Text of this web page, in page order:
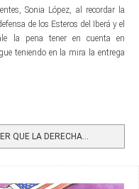
Sonia López, al recordar la
de los Esteros del Iberá y el
la pena tener en cuenta en
teniendo en la mira la entrega
QUE LA DERECHA...